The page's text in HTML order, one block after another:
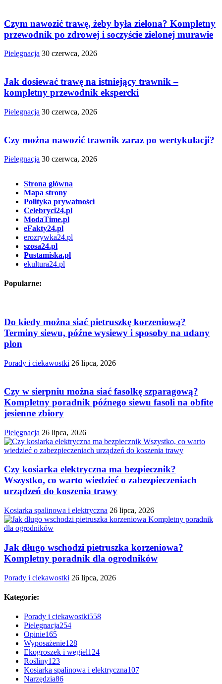
Czym nawozić trawę, żeby była zielona? Kompletny
przewodnik po zdrowej i soczyście zielonej murawie
Pielęgnacja 30 czerwca, 2026
Jak dosiewać trawę na istniejący trawnik –
kompletny przewodnik ekspercki
Pielęgnacja 30 czerwca, 2026
Czy można nawozić trawnik zaraz po wertykulacji?
Pielęgnacja 30 czerwca, 2026
Strona główna
Mapa strony
Polityka prywatności
Celebryci24.pl
ModaTime.pl
eFakty24.pl
erozrywka24.pl
szosa24.pl
Pustamiska.pl
ekultura24.pl
Popularne:
Do kiedy można siać pietruszkę korzeniową?
Terminy siewu, późne wysiewy i sposoby na udany
plon
Porady i ciekawostki 26 lipca, 2026
Czy w sierpniu można siać fasolkę szparagową?
Kompletny poradnik późnego siewu fasoli na obfite
jesienne zbiory
Pielęgnacja 26 lipca, 2026
Czy kosiarka elektryczna ma bezpiecznik?
Wszystko, co warto wiedzieć o zabezpieczeniach
urządzeń do koszenia trawy
Kosiarka spalinowa i elektryczna 26 lipca, 2026
Jak długo wschodzi pietruszka korzeniowa?
Kompletny poradnik dla ogrodników
Porady i ciekawostki 26 lipca, 2026
Kategorie:
Porady i ciekawostki558
Pielęgnacja254
Opinie165
Wyposażenie128
Ekogroszek i węgiel124
Rośliny123
Kosiarka spalinowa i elektryczna107
Narzędzia86